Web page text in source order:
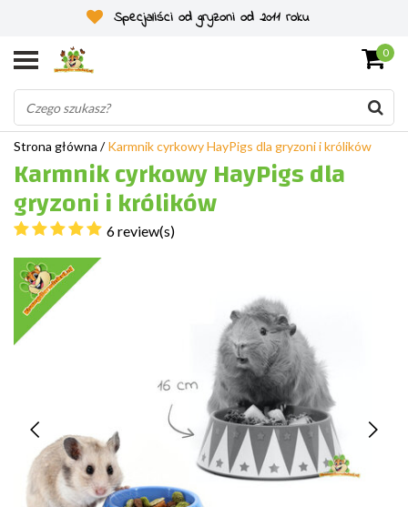
Specjaliści od gryzoni od 2011 roku
0
Strona główna /Karmnik cyrkowy HayPigs dla gryzoni i królików
Karmnik cyrkowy HayPigs dla
gryzoni i królików
6 review(s)